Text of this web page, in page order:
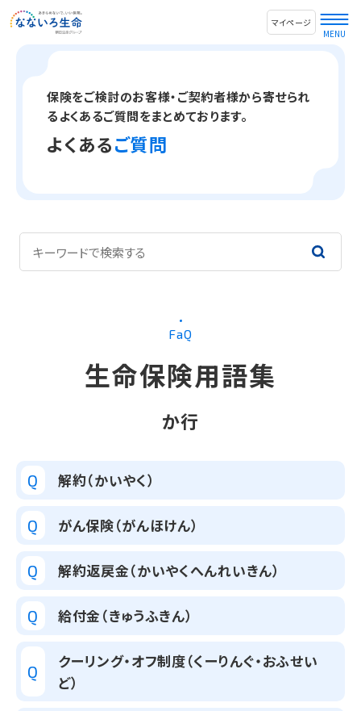
マイページ
保険をご検討のお客様・ご契約者様から寄せられ
るよくあるご質問をまとめております。
よくあるご質問
FaQ
生命保険用語集
か行
Q 解約（かいやく）
Q がん保険（がんほけん）
Q 解約返戻金（かいやくへんれいきん）
Q 給付金（きゅうふきん）
Q
クーリング・オフ制度（くーりんぐ・おふせい
ど）